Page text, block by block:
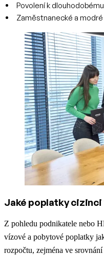
Povolení k
Zaměstnanecké a
Jaké poplatky
Z pohledu podnikatele nebo
vízové a pobytové poplatky
rozpočtu, zejména ve